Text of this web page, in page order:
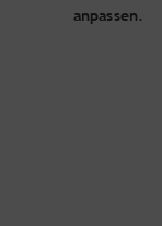
anpassen.